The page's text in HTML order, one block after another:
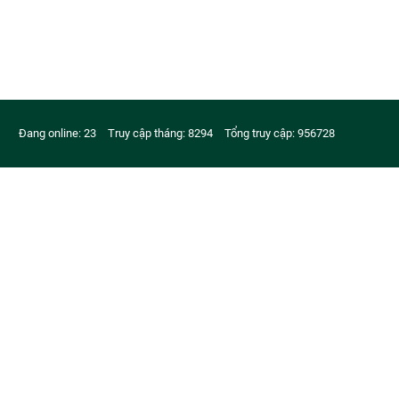
Đang online: 23 Truy cập tháng: 8294 Tổng truy cập: 956728